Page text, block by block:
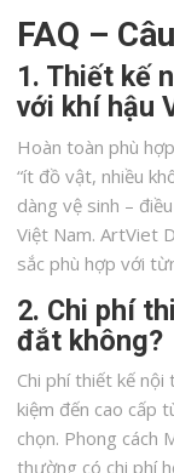
FAQ –
1. Thiết kế
với khí hậu
Hoàn toàn phù
“ít đồ vật, nhiều
dàng vệ sinh –
Việt Nam. ArtViet
sắc phù hợp với
2. Chi phí
đắt không?
Chi phí thiết kế
kiệm đến cao cấp
chọn. Phong cách
thường có chi phí